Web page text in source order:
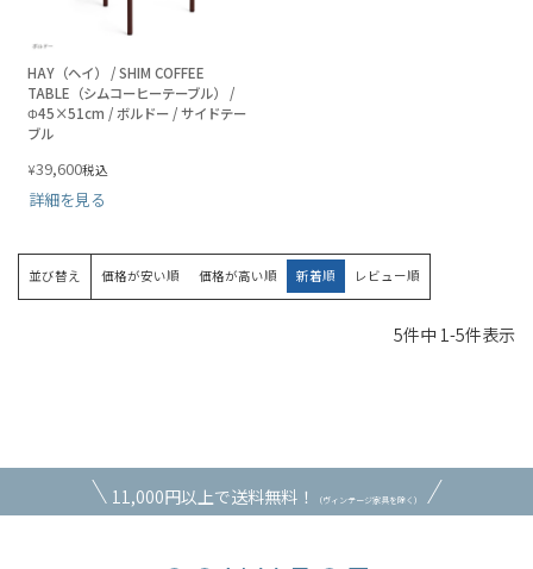
HAY（ヘイ） / SHIM COFFEE
TABLE（シムコーヒーテーブル） /
Φ45×51cm / ボルドー / サイドテー
ブル
¥39,600税込
詳細を見る
並び替え 価格が安い順 価格が高い順 新着順 レビュー順
5件中 1 -5件表示
11,000円以上で送料無料！ （ヴィンテージ家具を除く）